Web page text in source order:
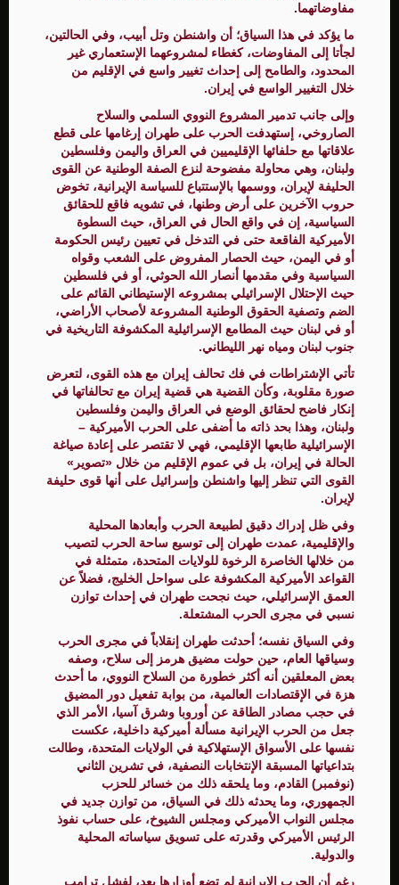
مفاوضاتهما.
ما يؤكد في هذا السياق؛ أن واشنطن وتل أبيب، وفي الحالتين،
لجأتا إلى المفاوضات، كغطاء لمشروعهما الإستعماري غير
المحدود، والطامح إلى إحداث تغيير واسع في الإقليم من
خلال التغيير الواسع في إيران.
وإلى جانب تدمير المشروع النووي السلمي والسلاح
الصاروخي، إستهدفت الحرب على طهران إرغامها على قطع
علاقاتها مع حلفائها الإقليميين في العراق واليمن وفلسطين
ولبنان، وهي محاولة مفضوحة لنزع الصفة الوطنية عن القوى
الحليفة لإيران، ووسمها بالإستتباع للسياسة الإيرانية، تخوض
حروب الآخرين على أرض وطنها، في تشويه فاقع للحقائق
السياسية، إن في واقع الحال في العراق، حيث السطوة
الأميركية الفاقعة حتى في التدخل في تعيين رئيس الحكومة
أو في اليمن، حيث الحصار المفروض على الشعب وقواه
السياسية وفي مقدمها أنصار الله الحوثي، أو في فلسطين
حيث الإحتلال الإسرائيلي بمشروعه الإستيطاني القائم على
الضم وتصفية الحقوق الوطنية المشروعة لأصحاب الأراضي،
أو في لبنان حيث المطامع الإسرائيلية المكشوفة التاريخية في
جنوب لبنان ومياه نهر الليطاني.
تأتي الإشتراطات في فك تحالف إيران مع هذه القوى، لتعرض
صورة مقلوبة، وكأن القضية هي قضية إيران مع تحالفاتها في
إنكار فاضح لحقائق الوضع في العراق واليمن وفلسطين
ولبنان، وهذا بحد ذاته ما أضفى على الحرب الأميركية –
الإسرائيلية طابعها الإقليمي، فهي لا تقتصر على إعادة صياغة
الحالة في إيران، بل في عموم الإقليم من خلال «تصوير»
القوى التي تنظر إليها واشنطن وإسرائيل على أنها قوى حليفة
لإيران.
وفي ظل إدراك دقيق لطبيعة الحرب وأبعادها المحلية
والإقليمية، عمدت طهران إلى توسيع ساحة الحرب لتصيب
من خلالها الخاصرة الرخوة للولايات المتحدة، متمثلة في
القواعد الأميركية المكشوفة على سواحل الخليج، فضلاً عن
العمق الإسرائيلي، حيث نجحت طهران في إحداث توازن
نسبي في مجرى الحرب المشتعلة.
وفي السياق نفسه؛ أحدثت طهران إنقلاباً في مجرى الحرب
وسياقها العام، حين حولت مضيق هرمز إلى سلاح، وصفه
بعض المعلقين أنه أكثر خطورة من السلاح النووي، ما أحدث
هزة في الإقتصادات العالمية، من بوابة تفعيل دور المضيق
في حجب مصادر الطاقة عن أوروبا وشرق آسيا، الأمر الذي
جعل من الحرب الإيرانية مسألة أميركية داخلية، عكست
نفسها على الأسواق الإستهلاكية في الولايات المتحدة، وطالت
بتداعياتها المسبقة الإنتخابات النصفية، في تشرين الثاني
(نوفمبر) القادم، وما يلحقه ذلك من خسائر للحزب
الجمهوري، وما يحدثه ذلك في السياق، من توازن جديد في
مجلس النواب الأميركي ومجلس الشيوخ، على حساب نفوذ
الرئيس الأميركي وقدرته على تسويق سياساته المحلية
والدولية.
رغم أن الحرب الإيرانية لم تضع أوزارها بعد، لفشل ترامب